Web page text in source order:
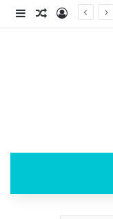
ورودنوشته